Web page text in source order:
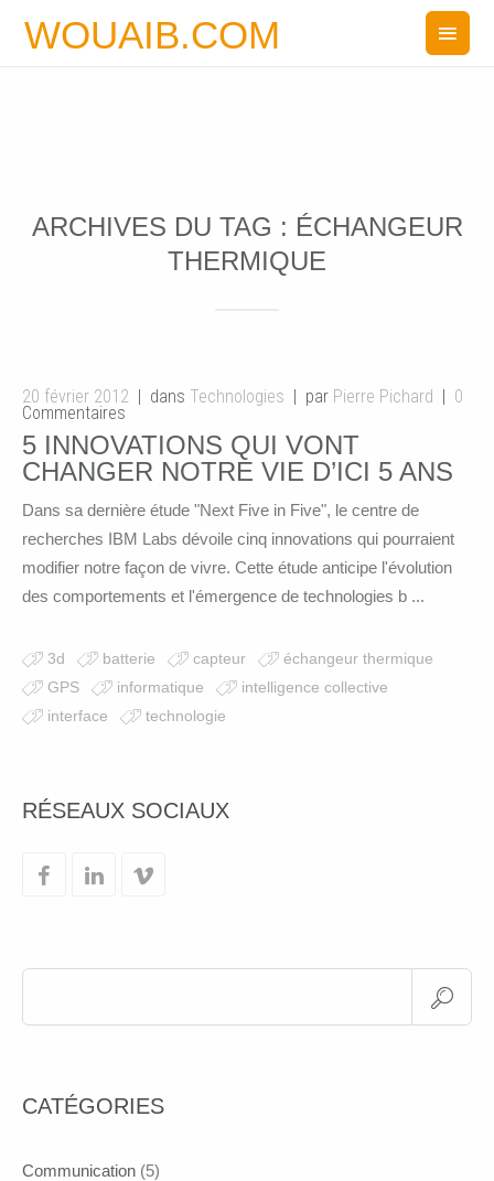
WOUAIB.COM
ARCHIVES DU TAG : ÉCHANGEUR
THERMIQUE
20 février 2012 dans Technologies par Pierre Pichard 0
Commentaires
5 INNOVATIONS QUI VONT
CHANGER NOTRE VIE D’ICI 5 ANS
Dans sa dernière étude "Next Five in Five", le centre de
recherches IBM Labs dévoile cinq innovations qui pourraient
modifier notre façon de vivre. Cette étude anticipe l'évolution
des comportements et l'émergence de technologies b ...
3d batterie capteur
échangeur thermique
GPS
informatique
intelligence collective
interface
technologie
RÉSEAUX SOCIAUX
CATÉGORIES
Communication (5)